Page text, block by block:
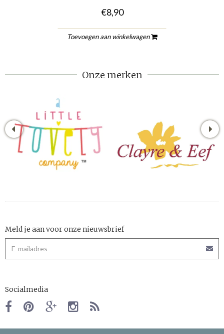
€8,90
Toevoegen aan winkelwagen
Onze merken
Meld je aan voor onze nieuwsbrief
Socialmedia